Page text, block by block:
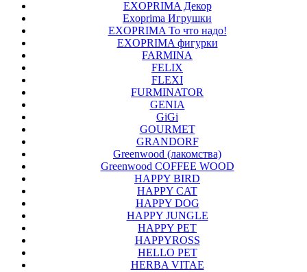
EXOPRIMA Декор
Exoprima Игрушки
EXOPRIMA То что надо!
EXOPRIMA фигурки
FARMINA
FELIX
FLEXI
FURMINATOR
GENIA
GiGi
GOURMET
GRANDORF
Greenwood (лакомства)
Greenwood COFFEE WOOD
HAPPY BIRD
HAPPY CAT
HAPPY DOG
HAPPY JUNGLE
HAPPY PET
HAPPYROSS
HELLO PET
HERBA VITAE